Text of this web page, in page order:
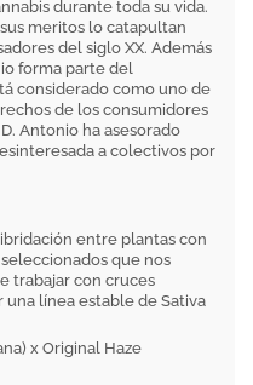
durante toda su vida.
meritos lo catapultan
del siglo XX. Además
forma parte del
considerado como uno de
de los consumidores
Antonio ha asesorado
a colectivos por
entre plantas con
que nos
trabajar con cruces
línea estable de Sativa
x Original Haze